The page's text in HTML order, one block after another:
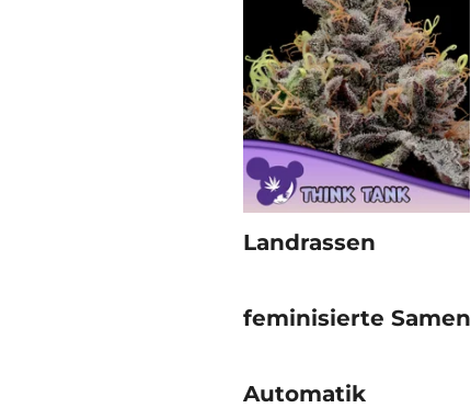
Landrassen
feminisierte Samen
Automatik